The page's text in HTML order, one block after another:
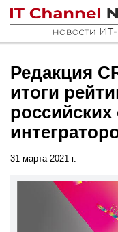
Редакция
итоги
31 марта 2021 г.